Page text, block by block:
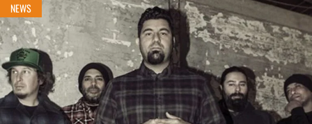
NEWS